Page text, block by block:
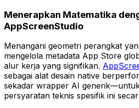
Menerapkan Matematika
AppScreenStudio
Menangani geometri perangkat
mengelola metadata App Store
alur kerja yang signifikan.
sebagai alat desain native
sekadar wrapper AI
persyaratan teknis spesifik ini